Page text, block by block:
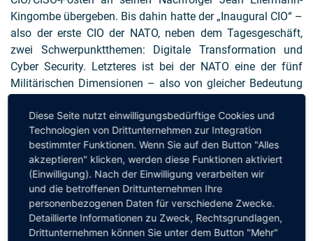
Kingombe übergeben. Bis dahin hatte der „Inaugural CIO“ –
also der erste CIO der NATO, neben dem Tagesgeschäft,
zwei Schwerpunktthemen: Digitale Transformation und
Cyber Security. Letzteres ist bei der NATO eine der fünf
Militärischen Dimensionen – also von gleicher Bedeutung
Boudreaux-Dehmer sieht eine ganze Reihe von Vorteilen in
einer Personalunion von CIO und CISO.
Wir freuen uns über Ihr Feedback und Ihre Kommentare zu
diesem Podcast. Bitte senden Sie dazu einfach eine
an den Moderator:
post@cioradio.de
Diese Seite nutzt einwilligungsbedürftige Cookies und
Technologien von Drittunternehmen zur Integration
bestimmter Funktionen. Wenn Sie auf den Button "Alles
akzeptieren" klicken, werden diese Funktionen aktiviert
(Einwilligung). Nach der Einwilligung verarbeiten wir
und die betroffenen Drittunternehmen Ihre
personenbezogenen Daten für verschiedene Zwecke.
Detaillierte Informationen zu Zweck, Rechtsgrundlagen,
Drittunternehmen können Sie unter dem Button "Mehr"